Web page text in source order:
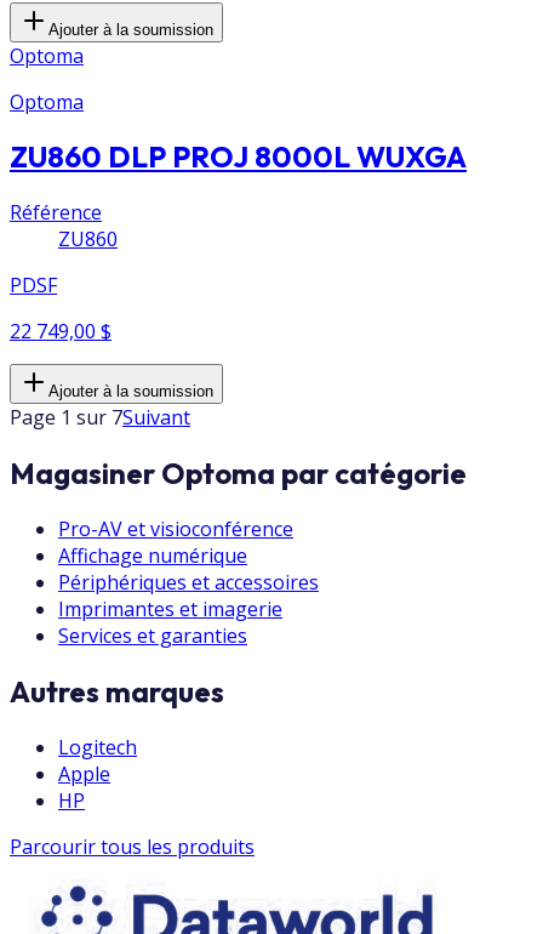
Ajouter à la soumission
Optoma
Optoma
ZU860 DLP PROJ 8000L WUXGA
Référence
ZU860
PDSF
22 749,00 $
Ajouter à la soumission
Page 1 sur 7Suivant
Magasiner Optoma par catégorie
Pro-AV et visioconférence
Affichage numérique
Périphériques et accessoires
Imprimantes et imagerie
Services et garanties
Autres marques
Logitech
Apple
HP
Parcourir tous les produits